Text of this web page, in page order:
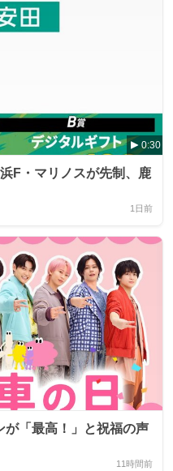
0:30
F・マリノスが先制、鹿
1日前
が「最高！」と祝福の声
11時間前